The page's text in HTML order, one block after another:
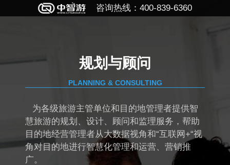
咨询热线：400-839-6360
规划与顾问
PLANNING & CONSULTING
为各级旅游主管单位和目的地管理者提供智
慧旅游的规划、设计、顾问和监理服务，帮助
目的地经营管理者从大数据视角和“互联网+“视
角对目的地进行智慧化管理和运营、营销推
广。